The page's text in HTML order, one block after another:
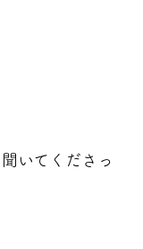
聞いてくださっ